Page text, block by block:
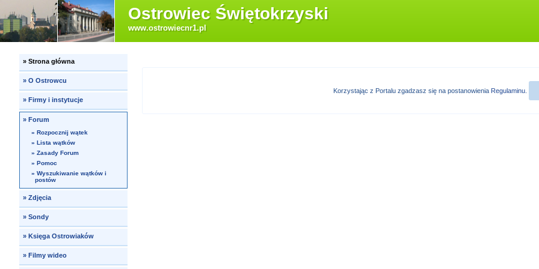
Ostrowiec Świętokrzyski
www.ostrowiecnr1.pl
» Strona główna
» O Ostrowcu
» Firmy i instytucje
»Forum
» Rozpocznij wątek
» Lista wątków
» Zasady Forum
» Pomoc
» Wyszukiwanie wątków i
postów
» Zdjęcia
» Sondy
» Księga Ostrowiaków
» Filmy wideo
Korzystając z Portalu zgadzasz się na postanowienia Regulaminu